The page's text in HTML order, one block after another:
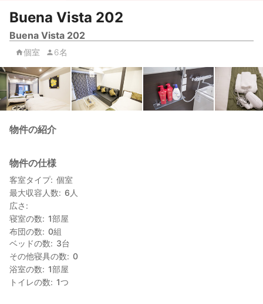
Buena Vista 202
Buena Vista 202
個室 6名
物件の紹介
物件の仕様
客室タイプ 個室
最大収容人数
6 人
広さ
寝室の数
1部屋
布団の数
0組
ベッドの数
3台
その他寝具の数
0
浴室の数
1部屋
トイレの数
1つ